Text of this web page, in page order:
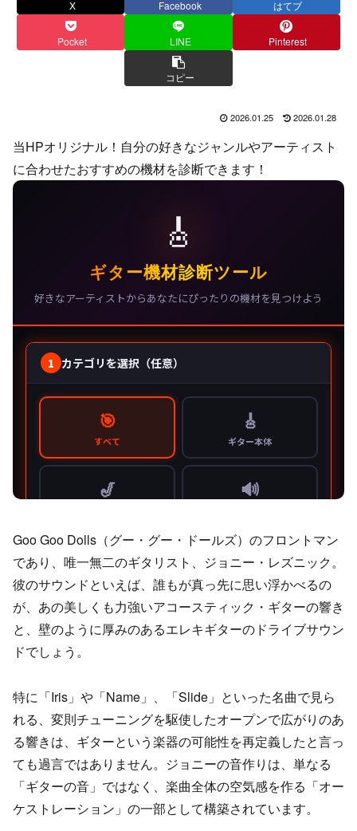
X Facebook はてブ
Pocket LINE Pinterest
コピー
2026.01.25 2026.01.28
当HPオリジナル！自分の好きなジャンルやアーティスト
に合わせたおすすめの機材を診断できます！
Goo Goo Dolls（グー・グー・ドールズ）のフロントマン
であり、唯一無二のギタリスト、ジョニー・レズニック。
彼のサウンドといえば、誰もが真っ先に思い浮かべるの
が、あの美しくも力強いアコースティック・ギターの響き
と、壁のように厚みのあるエレキギターのドライブサウン
ドでしょう。
特に「Iris」や「Name」、「Slide」といった名曲で見ら
れる、変則チューニングを駆使したオープンで広がりのあ
る響きは、ギターという楽器の可能性を再定義したと言っ
ても過言ではありません。ジョニーの音作りは、単なる
「ギターの音」ではなく、楽曲全体の空気感を作る「オー
ケストレーション」の一部として構築されています。